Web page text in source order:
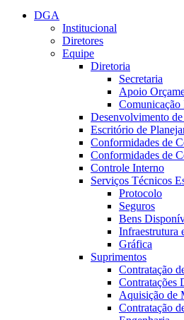
DGA
Institucional
Diretores
Equipe
Diretoria
Secretaria
Apoio
Comunicação
Desenvolvimento de
Escritório de
Conformidades de
Conformidades de
Controle Interno
Serviços Técnicos
Protocolo
Seguros
Bens
Infraestrutura
Gráfica
Suprimentos
Contratação
Contratações
Aquisição de
Contratação